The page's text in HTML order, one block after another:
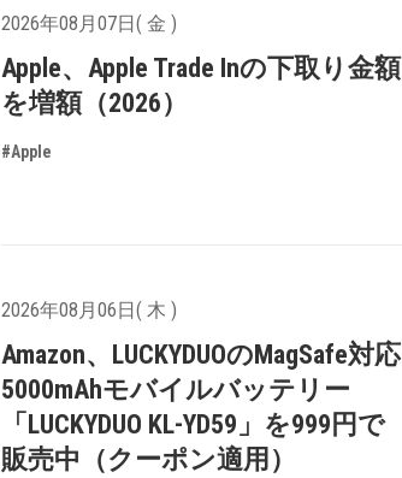
2026年08月07日( 金 )
Apple、Apple Trade Inの下取り金額
を増額（2026）
#Apple
2026年08月06日( 木 )
Amazon、LUCKYDUOのMagSafe対応
5000mAhモバイルバッテリー
「LUCKYDUO KL-YD59」を999円で
販売中（クーポン適用）